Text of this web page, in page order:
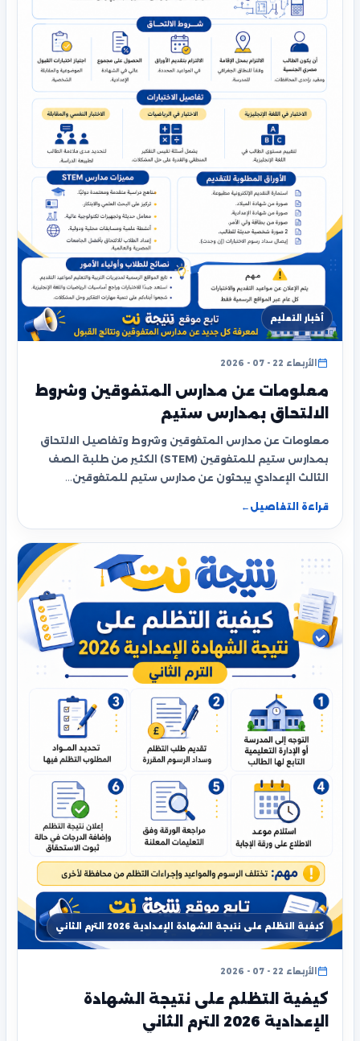
أخبار التعليم
الأربعاء 22 - 07 - 2026
معلومات عن مدارس المتفوقين وشروط
الالتحاق بمدارس ستيم
معلومات عن مدارس المتفوقين وشروط وتفاصيل الالتحاق
بمدارس ستيم للمتفوقين (STEM) الكثير من طلبة الصف
الثالث الإعدادي يبحثون عن مدارس ستيم للمتفوقين…
قراءة التفاصيل ←
كيفية التظلم على نتيجة الشهادة الإعدادية 2026 الترم الثاني
الأربعاء 22 - 07 - 2026
كيفية التظلم على نتيجة الشهادة
الإعدادية 2026 الترم الثاني